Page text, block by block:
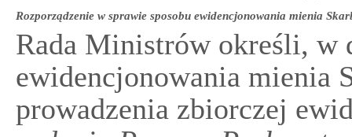
Rozporządzenie w sprawie sposobu ewidencjonowania mienia
Rada Ministrów określi, w
ewidencjonowania mienia
prowadzenia zbiorczej